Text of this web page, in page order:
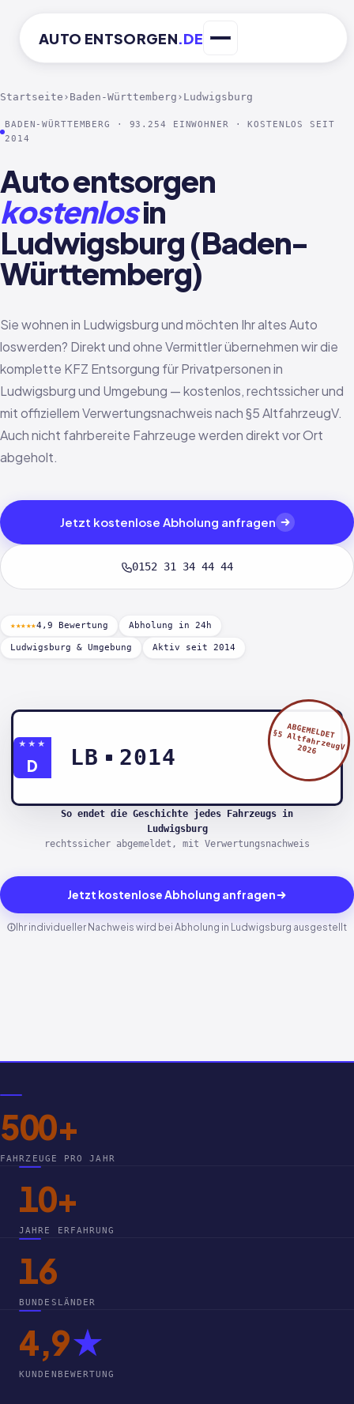
AUTO ENTSORGEN.DE
Startseite › Baden-Württemberg › Ludwigsburg
BADEN-WÜRTTEMBERG · 93.254 EINWOHNER · KOSTENLOS SEIT
2014
Auto entsorgen
kostenlosin
Ludwigsburg (Baden-
Württemberg)
Sie wohnen in Ludwigsburg und möchten Ihr altes Auto
loswerden? Direkt und ohne Vermittler übernehmen wir die
komplette KFZ Entsorgung für Privatpersonen in
Ludwigsburg und Umgebung — kostenlos, rechtssicher und
mit offiziellem Verwertungsnachweis nach §5 AltfahrzeugV.
Auch nicht fahrbereite Fahrzeuge werden direkt vor Ort
abgeholt.
Jetzt kostenlose Abholung anfragen
0152 31 34 44 44
★★★★★4,9 Bewertung Abholung in 24h
Ludwigsburg & Umgebung Aktiv seit 2014
★★★
D LB 2014
ABGEMELDET
§5 AltfahrzeugV
2026
So endet die Geschichte jedes Fahrzeugs in
Ludwigsburg
rechtssicher abgemeldet, mit Verwertungsnachweis
Jetzt kostenlose Abholung anfragen
Ihr individueller Nachweis wird bei Abholung in Ludwigsburg ausgestellt
500+
FAHRZEUGE PRO JAHR
10+
JAHRE ERFAHRUNG
16
BUNDESLÄNDER
4,9★
KUNDENBEWERTUNG